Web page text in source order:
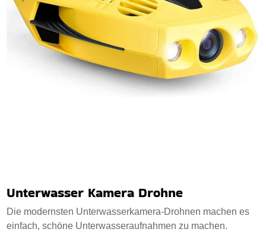
Unterwasser Kamera Drohne
Die modernsten Unterwasserkamera-Drohnen machen es
einfach, schöne Unterwasseraufnahmen zu machen.